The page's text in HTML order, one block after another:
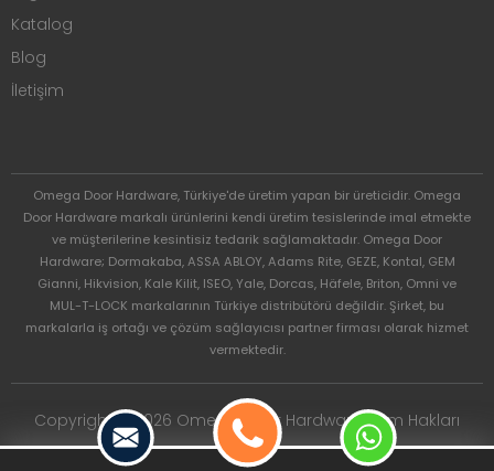
Katalog
Blog
İletişim
Omega Door Hardware, Türkiye'de üretim yapan bir üreticidir. Omega
Door Hardware markalı ürünlerini kendi üretim tesislerinde imal etmekte
ve müşterilerine kesintisiz tedarik sağlamaktadır. Omega Door
Hardware; Dormakaba, ASSA ABLOY, Adams Rite, GEZE, Kontal, GEM
Gianni, Hikvision, Kale Kilit, ISEO, Yale, Dorcas, Häfele, Briton, Omni ve
MUL-T-LOCK markalarının Türkiye distribütörü değildir. Şirket, bu
markalarla iş ortağı ve çözüm sağlayıcısı partner firması olarak hizmet
vermektedir.
Copyright © 2026 Omega Door Hardware. Tüm Hakları
Saklıdır.